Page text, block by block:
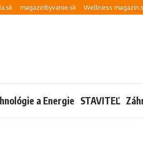
magazinbyvanie.sk Wellness
a Energie STAVITEĽ